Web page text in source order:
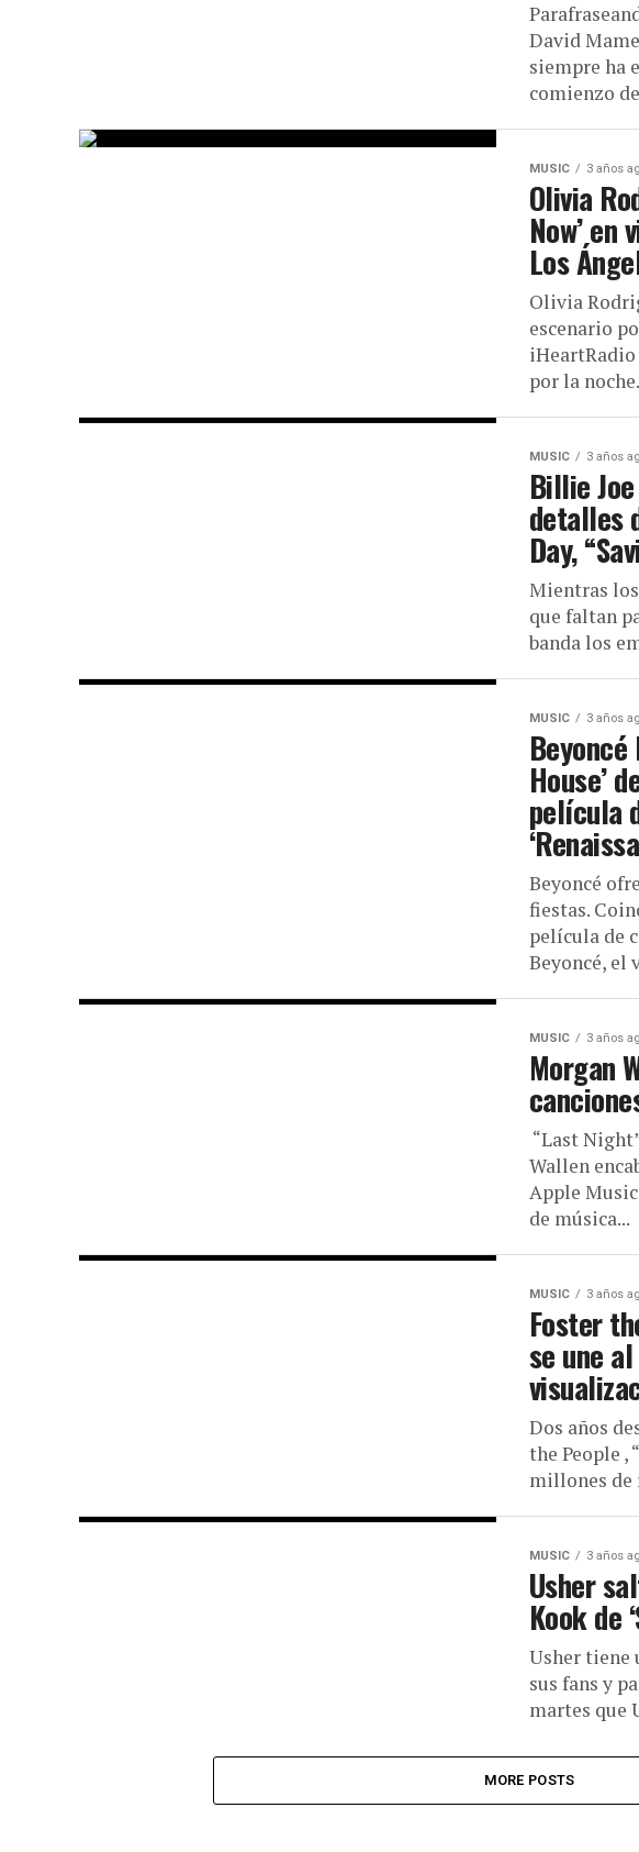
David
siempre ha
comienzo
MUSIC 3 años
Olivia
Now’
Los
Olivia
escenario
por la
MUSIC 3 años
Billie
detalles
Day,
Mientras
que faltan
banda los
MUSIC 3 años
Beyoncé
House’
película
Beyoncé
fiestas.
película de
Beyoncé, el
MUSIC 3 años
Morgan
“Last
Wallen
Apple
de música...
MUSIC 3 años
Foster
se une
Dos años
the People ,
millones de
MUSIC 3 años
Usher
Kook de
Usher tiene
sus fans y
martes que
MORE POSTS